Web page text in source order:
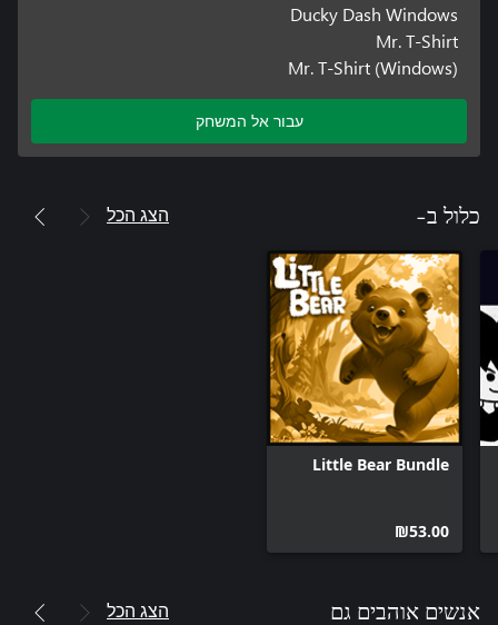
Ducky Dash Windows
Mr. T-Shirt
Mr. T-Shirt (Windows)
עבור אל המשחק
כלול ב- הצג הכל
Little Bear Bundle
‪₪‎53.00‬
אנשים אוהבים גם הצג הכל